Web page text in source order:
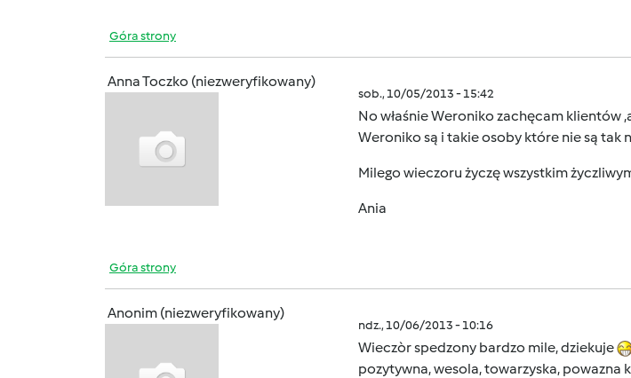
Góra strony
Anna Toczko (niezweryfikowany)
sob., 10/05/2013 - 15:42
No właśnie Weroniko zachęcam klientów
Weroniko są i takie osoby które nie są tak
Milego wieczoru życzę wszystkim
Ania
Góra strony
Anonim (niezweryfikowany)
ndz., 10/06/2013 - 10:16
Wieczòr spedzony bardzo mile, dziekuje
pozytywna, wesola, towarzyska, powazna